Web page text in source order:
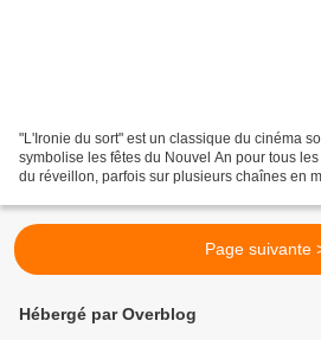
"L'Ironie du sort" est un classique du cinéma
symbolise les fêtes du Nouvel An pour tous
du réveillon, parfois sur plusieurs chaînes en
Page suivante
Hébergé par Overblog